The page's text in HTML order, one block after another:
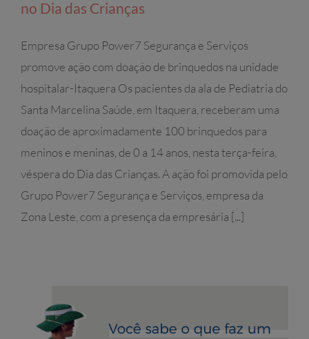
no Dia das Crianças
Empresa Grupo Power7 Segurança e Serviços
promove ação com doação de brinquedos na unidade
hospitalar-Itaquera Os pacientes da ala de Pediatria do
Santa Marcelina Saúde, em Itaquera, receberam uma
doação de aproximadamente 100 brinquedos para
meninos e meninas, de 0 a 14 anos, nesta terça-feira,
véspera do Dia das Crianças. A ação foi promovida pelo
Grupo Power7 Segurança e Serviços, empresa da
Zona Leste, com a presença da empresária [...]